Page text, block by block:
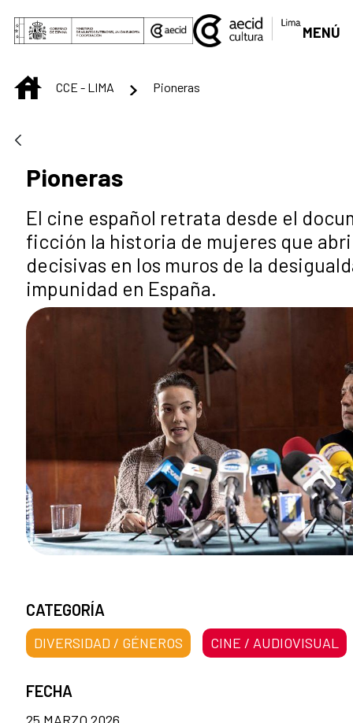
Saltar al contenido principal
MENÚ
INICIOCCE - LIMA Pioneras
Pioneras
El cine español retrata desde el
ficción la historia de mujeres que
decisivas en los muros de la
impunidad en España.
CATEGORÍA
DIVERSIDAD / GÉNEROS CINE / AUDIOVISUAL
FECHA